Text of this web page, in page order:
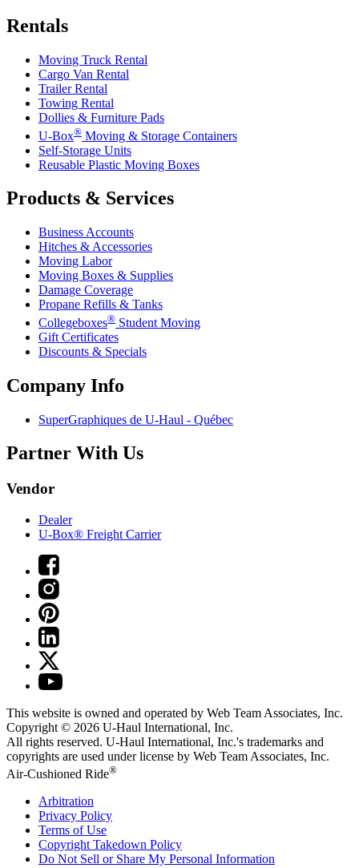
Rentals
Moving Truck Rental
Cargo Van Rental
Trailer Rental
Towing Rental
Dollies & Furniture Pads
U-Box® Moving & Storage Containers
Self-Storage Units
Reusable Plastic Moving Boxes
Products & Services
Business Accounts
Hitches & Accessories
Moving Labor
Moving Boxes & Supplies
Damage Coverage
Propane Refills & Tanks
Collegeboxes® Student Moving
Gift Certificates
Discounts & Specials
Company Info
SuperGraphiques de U-Haul - Québec
Partner With Us
Vendor
Dealer
U-Box® Freight Carrier
This website is owned and operated by Web Team Associates, Inc.
Copyright © 2026 U-Haul International, Inc.
All rights reserved. U-Haul International, Inc.'s trademarks and
copyrights are used under license by Web Team Associates, Inc.
Air-Cushioned Ride®
Arbitration
Privacy Policy
Terms of Use
Copyright Takedown Policy
Do Not Sell or Share My Personal Information